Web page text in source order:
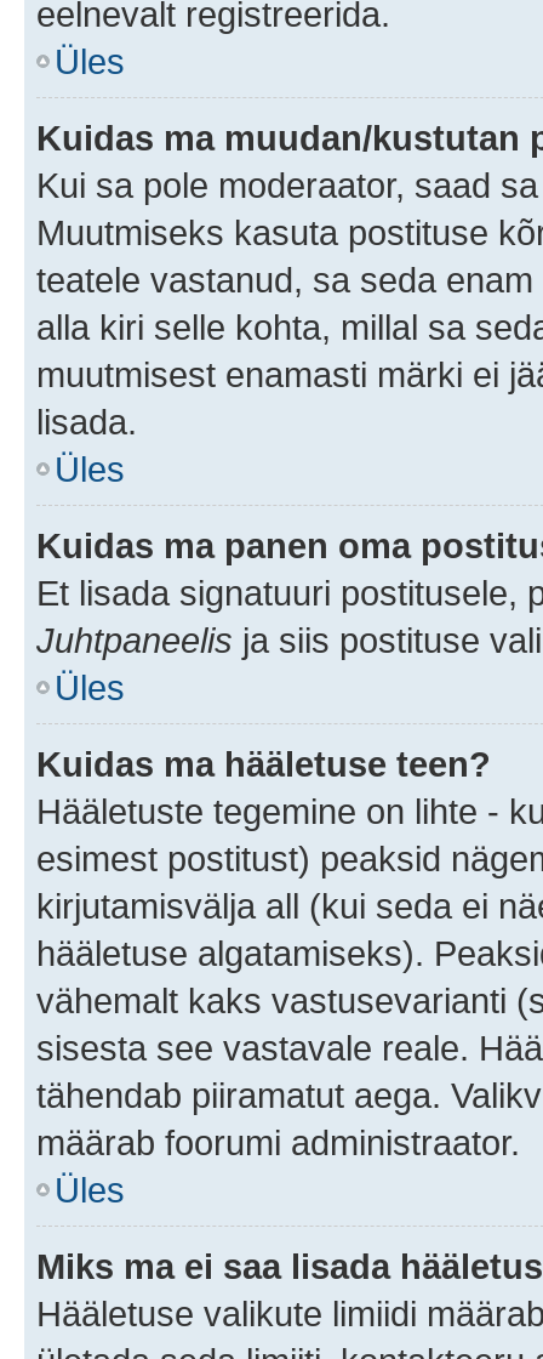
eelnevalt registreerida.
Üles
Kuidas ma muudan/kustutan
Kui sa pole moderaator, saad
Muutmiseks kasuta postituse
teatele vastanud, sa seda
alla kiri selle kohta, millal sa
muutmisest enamasti märki ei
lisada.
Üles
Kuidas ma panen oma
Et lisada signatuuri postitusele,
Juhtpaneelis ja siis postituse
Üles
Kuidas ma hääletuse teen?
Hääletuste tegemine on lihte -
esimest postitust) peaksid
kirjutamisvälja all (kui seda ei
hääletuse algatamiseks).
vähemalt kaks vastusevarianti
sisesta see vastavale reale.
tähendab piiramatut aega.
määrab foorumi administraator.
Üles
Miks ma ei saa lisada
Hääletuse valikute limiidi